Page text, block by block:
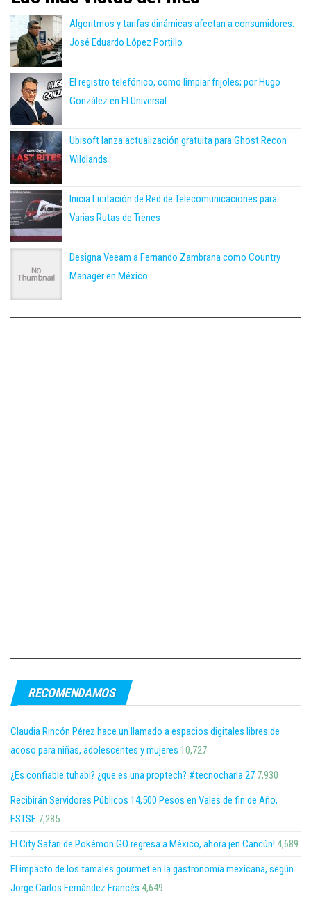
Algoritmos y tarifas dinámicas afectan a consumidores:
José Eduardo López Portillo
El registro telefónico, como limpiar frijoles; por Hugo
González en El Universal
Ubisoft lanza actualización gratuita para Ghost Recon
Wildlands
Inicia Licitación de Red de Telecomunicaciones para
Varias Rutas de Trenes
Designa Veeam a Fernando Zambrana como Country
Manager en México
RECOMENDAMOS
Claudia Rincón Pérez hace un llamado a espacios digitales libres de
acoso para niñas, adolescentes y mujeres 10,727
¿Es confiable tuhabi? ¿que es una proptech? #tecnocharla 27 7,930
Recibirán Servidores Públicos 14,500 Pesos en Vales de fin de Año,
FSTSE 7,285
El City Safari de Pokémon GO regresa a México, ahora ¡en Cancún! 4,689
El impacto de los tamales gourmet en la gastronomía mexicana, según
Jorge Carlos Fernández Francés 4,649